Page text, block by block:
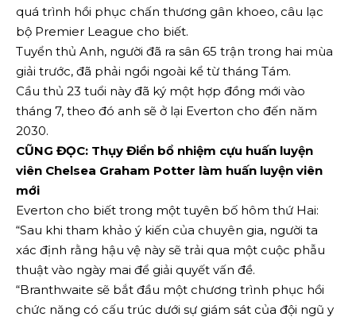
quá trình hồi phục chấn thương gân khoeo, câu lạc
bộ Premier League cho biết.
Tuyển thủ Anh, người đã ra sân 65 trận trong hai mùa
giải trước, đã phải ngồi ngoài kể từ tháng Tám.
Cầu thủ 23 tuổi này đã ký một hợp đồng mới vào
tháng 7, theo đó anh sẽ ở lại Everton cho đến năm
2030.
CŨNG ĐỌC: Thụy Điển bổ nhiệm cựu huấn luyện
viên Chelsea Graham Potter làm huấn luyện viên
mới
Everton cho biết trong một tuyên bố hôm thứ Hai:
“Sau khi tham khảo ý kiến ​​​​của chuyên gia, người ta
xác định rằng hậu vệ này sẽ trải qua một cuộc phẫu
thuật vào ngày mai để giải quyết vấn đề.
“Branthwaite sẽ bắt đầu một chương trình phục hồi
chức năng có cấu trúc dưới sự giám sát của đội ngũ y